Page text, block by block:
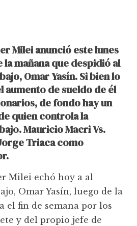
Milei anunció este lunes
mañana que despidió al
Omar Yasín. Si bien lo
aumento de sueldo de él
de fondo hay un
quien controla la
Mauricio Macri Vs.
Triaca como
Milei echó hoy a al
Omar Yasín, luego de la
el fin de semana por los
y del propio jefe de